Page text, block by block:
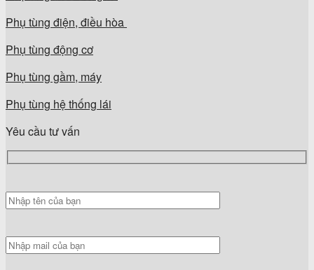
Phụ tùng điện, điều hòa
Phụ tùng động cơ
Phụ tùng gầm, máy
Phụ tùng hệ thống lái
Yêu cầu tư vấn